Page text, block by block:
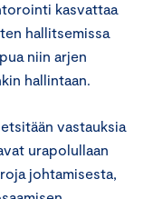
kasvattaa
hallitsemissa
niin arjen
hallintaan.
vastauksia
urapolullaan
johtamisesta,